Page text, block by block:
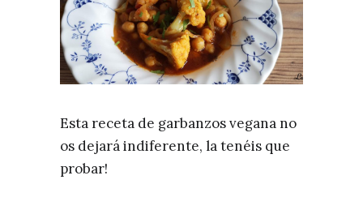
ÚNETE A LA NEWSLETTER
RECOMENDACIONES
Esta receta de garbanzos vegana no
os dejará indiferente, la tenéis que
probar!